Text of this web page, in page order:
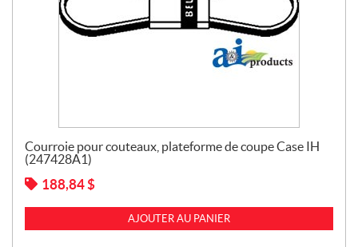
Courroie pour couteaux, plateforme de coupe Case IH
(247428A1)
188,84 $
AJOUTER AU PANIER